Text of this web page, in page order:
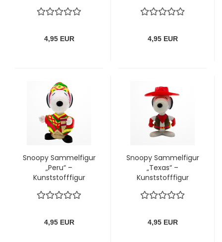
4,95 EUR 4,95 EUR
Snoopy Sammelfigur
„Peru“ –
Kunststofffigur
4,95 EUR
Snoopy Sammelfigur
„Texas“ –
Kunststofffigur
4,95 EUR